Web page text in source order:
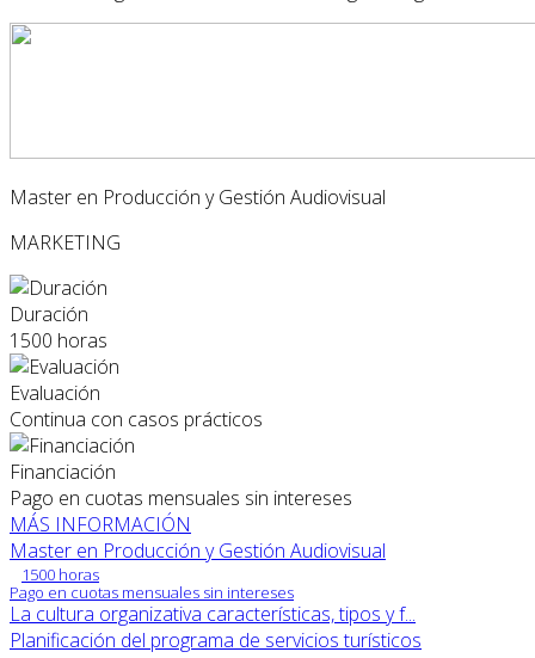
Master en Producción y Gestión Audiovisual
MARKETING
Duración
1500 horas
Evaluación
Continua con casos prácticos
Financiación
Pago en cuotas mensuales sin intereses
MÁS INFORMACIÓN
Master en Producción y Gestión Audiovisual
1500 horas
Pago en cuotas mensuales sin intereses
La cultura organizativa características, tipos y f...
Planificación del programa de servicios turísticos